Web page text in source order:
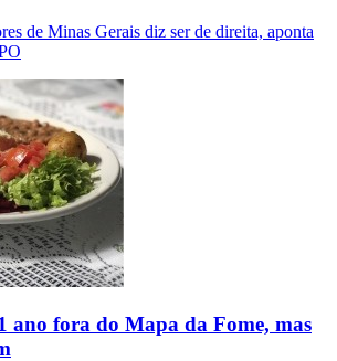
de Minas Gerais diz ser de direita, aponta
ano fora do Mapa da Fome, mas